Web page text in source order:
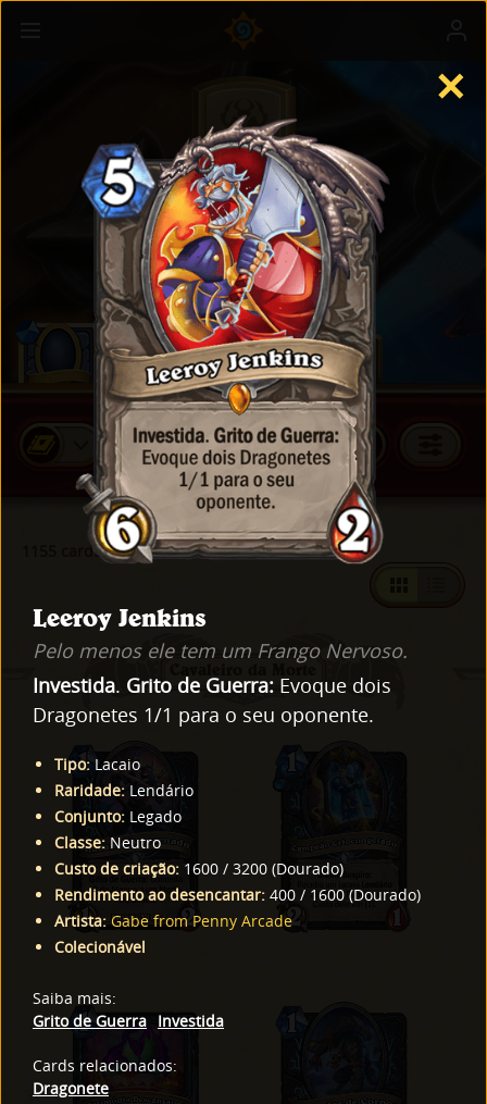
Cards Padrão
COMPRAR PACOTES DE CARDS
1155 cards encontrados com "Cards Padrão"
✕
Leeroy Jenkins
Pelo menos ele tem um Frango Nervoso.
Investida. Grito de Guerra: Evoque dois
Dragonetes 1/1 para o seu oponente.
Tipo: Lacaio
Raridade: Lendário
Conjunto: Legado
Classe: Neutro
Custo de criação: 1600 / 3200 (Dourado)
Rendimento ao desencantar: 400 / 1600 (Dourado)
Artista: Gabe from Penny Arcade
Colecionável
Saiba mais:
Grito de Guerra Investida
Cards relacionados:
Dragonete